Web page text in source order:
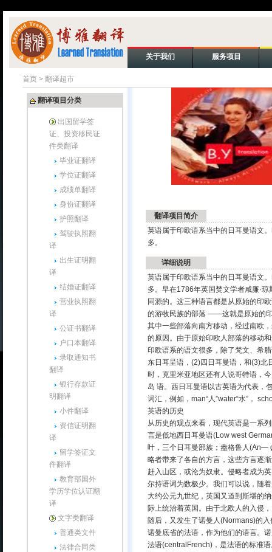
关于我们 服务项目
首页 > 翻译超市
翻译项目分类
出国留学签
证、投资移民证
件类翻译
毕业证翻译
学位证翻译
成绩单翻译
身份证翻译
护照翻译
驾驶执照翻
译
出生证明翻
译
结婚证翻译
营业执照翻
译
公证书翻译
户口本翻译
录取通知书
翻译
银行存款证
明翻译
小件翻译
资信证明翻
译
留学签证文
件翻译
教育部国外
学历学位认证翻
译
文字类翻译
普通类文件
法律合同类
翻译项目简介
英语属于印欧语系当中的日耳曼语文
多。
详细说明
英语属于印欧语系当中的日耳曼语文
多。早在1786年英国焚文学者咸廉·
同源的。这三种语言都是从原始的印
的游牧民族的部落 ——这就是原始的
其中一些部落向南方移动，经过南欧
的原因。由于原始印欧人部落的移动
印欧语系的语文很多，除了梵文、希
东日耳呈语，(2)四日耳曼语，和(3)
时，克里米亚地区还有人说哥特语，
岛 语。西日耳曼语以古英语为代表，
词汇，例如，man“人”water“水”，
英语的历史
从历史的观点来看，现代英语是一系
言是低地西日耳曼语(Low west
叶，三个日耳曼部族；盎格鲁人(An—
略者带来了各自的方言，这些方言逐
赶入山区，或沦为奴隶。侵略者成为
尔持语词为数极少。我们可以说，随
大约公元九世纪，英国又道到斯堪的
际上统治着英国。由于北欧人的入侵
随后，又发生了诺曼人(Normans)的
诺曼底省的法语，作为他们的语言。
法语(centralFrench)，是法语的标准